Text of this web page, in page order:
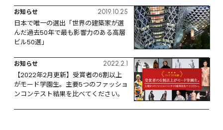
お知らせ 2019.10.25
日本で唯一の選出「世界の建築家が選
んだ過去50年で最も影響力のある高層
ビル50選」
お知らせ 2022.2.1
【2022年2月更新】受賞者の6割以上
がモード学園生。主要5つのファッショ
ンコンテスト結果を比べてください。